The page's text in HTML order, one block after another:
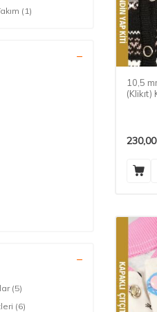
PAKET
(1)
(5)
(6)
10,5
(Klikıt)
230,00